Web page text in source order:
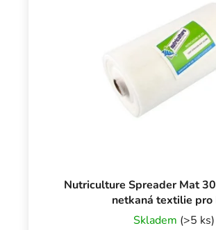
Nutriculture Spreader Mat
netkaná textilie pro
Skladem (>5 ks)